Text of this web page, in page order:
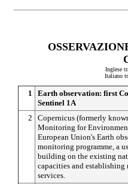
Inglese
Italiano
1
Earth observation: first
Sentinel 1A
2
Copernicus (formerly
Monitoring for
European Union's Earth
monitoring programme, a
building on the existing
capacities and establishing
services.